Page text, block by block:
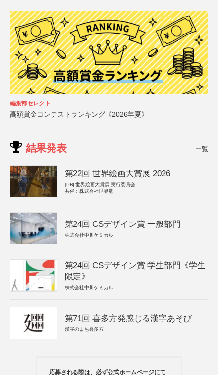
編集部セレクト
高額賞金コンテストランキング《2026年夏》
結果発表 一覧
第22回 世界絵画大賞展 2026
[PR] 世界絵画大賞展 実行委員会
共催：株式会社世界堂
第24回 CSデザイン賞 一般部門
株式会社中川ケミカル
第24回 CSデザイン賞 学生部門《学生
限定》
株式会社中川ケミカル
第71回 喜多方発感じる漢字あそび
漢字のまち喜多方
応募される際は、必ず公式ホームページにて